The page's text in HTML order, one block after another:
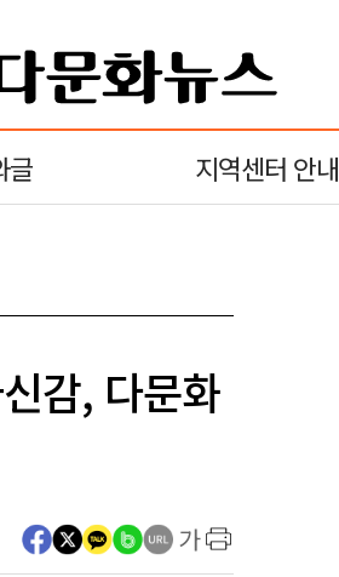
글 지역센터 안내
감, 다문화
가